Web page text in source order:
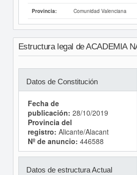
Provincia: Comunidad Valenciana
Estructura legal de ACADEMIA
Datos de Constitución
Fecha de
publicación: 28/10/2019
Provincia del
registro: Alicante/Alacant
Nº de anuncio: 446588
Datos de estructura Actual